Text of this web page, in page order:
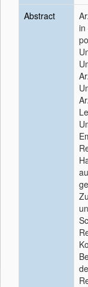
Abstract
in